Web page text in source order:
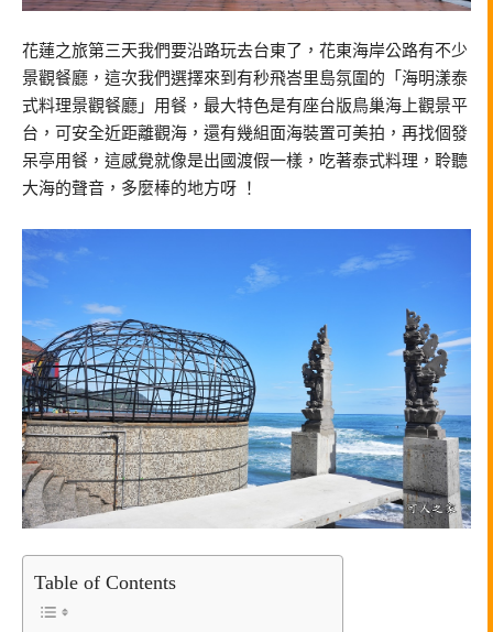
花蓮之旅第三天我們要沿路玩去台東了，花東海岸公路有不少
景觀餐廳，這次我們選擇來到有秒飛峇里島氛圍的「海明漾泰
式料理景觀餐廳」用餐，最大特色是有座台版鳥巢海上觀景平
台，可安全近距離觀海，還有幾組面海裝置可美拍，再找個發
呆亭用餐，這感覺就像是出國渡假一樣，吃著泰式料理，聆聽
大海的聲音，多麼棒的地方呀 ！
Table of Contents